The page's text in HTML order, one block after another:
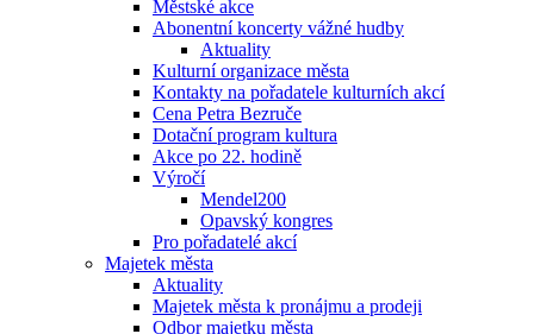
Městské akce
Abonentní koncerty vážné hudby
Aktuality
Kulturní organizace města
Kontakty na pořadatele kulturních akcí
Cena Petra Bezruče
Dotační program kultura
Akce po 22. hodině
Výročí
Mendel200
Opavský kongres
Pro pořadatelé akcí
Majetek města
Aktuality
Majetek města k pronájmu a prodeji
Odbor majetku města